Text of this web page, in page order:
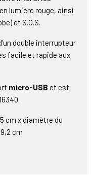
lumière rouge, ainsi
et S.O.S.
double interrupteur
facile et rapide aux
micro-USB et est
cm x diamètre du
cm